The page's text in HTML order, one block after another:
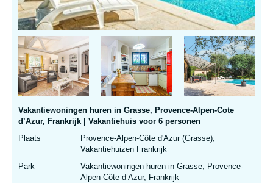
Vakantiewoningen huren in Grasse, Provence-Alpen-Cote
d’Azur, Frankrijk | Vakantiehuis voor 6 personen
Plaats
Provence-Alpen-Côte d'Azur (Grasse),
Vakantiehuizen Frankrijk
Park
Vakantiewoningen huren in Grasse, Provence-
Alpen-Côte d’Azur, Frankrijk